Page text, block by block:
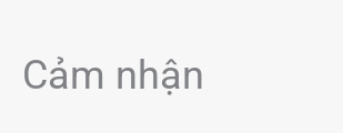
Cảm nhận